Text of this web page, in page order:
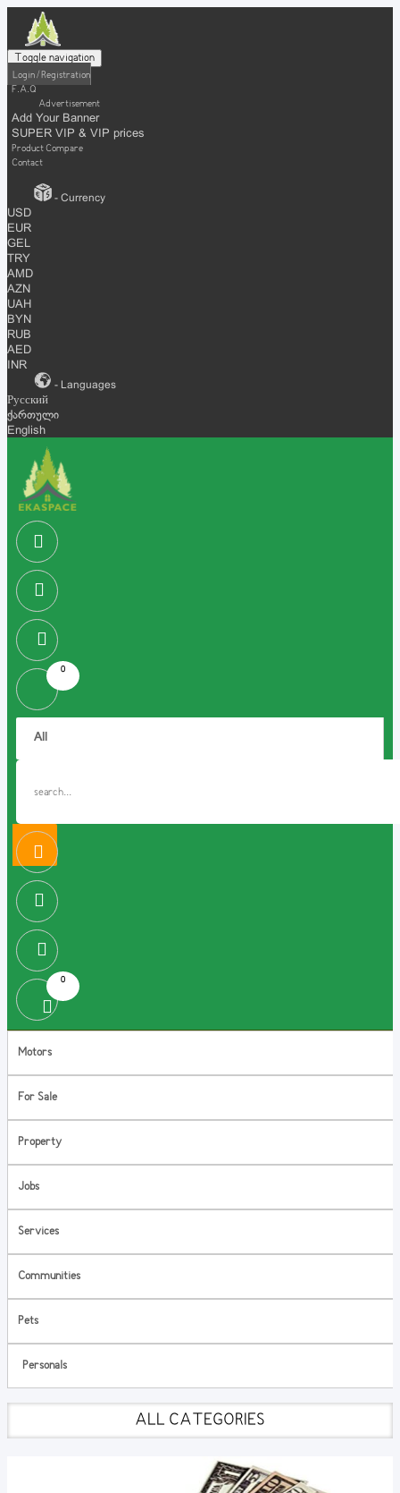
Toggle navigation
Login / Registration
F.A.Q
Advertisement
Add Your Banner
SUPER VIP & VIP prices
Product Compare
Contact
- Currency
USD
EUR
GEL
TRY
AMD
AZN
UAH
BYN
RUB
AED
INR
- Languages
Русский
ქართული
English
0
0
Motors
For Sale
Property
Jobs
Services
Communities
Pets
Personals
ALL CATEGORIES